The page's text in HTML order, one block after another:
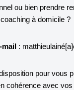
ou bien prendre
coaching à domicile ?
mail :
pour vous
cohérence avec